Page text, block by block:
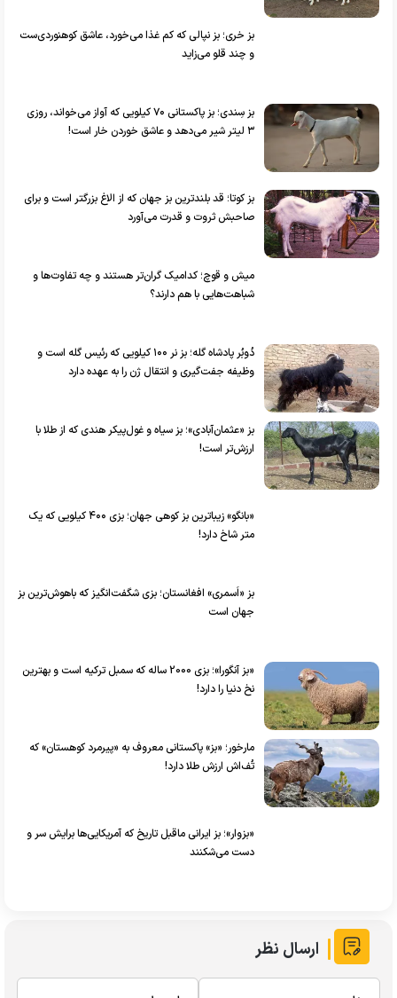
بز خری؛ بز نپالی که کم غذا می‌خورد، عاشق کوهنوردی‌ست
و چند قلو می‌زاید
بز سِندی؛ بز پاکستانی ۷۰ کیلویی که آواز می‌خواند، روزی
۳ لیتر شیر می‌دهد و عاشق خوردن خار است!
بز‌ کوتا؛ قد بلندترین بز جهان که از الاغ بزرگتر است و برای
صاحبش ثروت و قدرت می‌آورد
میش و قوچ؛ کدامیک گران‌تر هستند و چه تفاوت‌ها و
شباهت‌هایی با هم دارند؟
دُوبُر پادشاه گله؛ بز نر ۱۰۰ کیلویی که رئیس گله است و
وظیفه جفت‌گیری و انتقال ژن را به عهده دارد
بز «عثمان‌آبادی»؛ بز سیاه و غول‌پیکر هندی که از طلا با
ارزش‌تر است!
«بانگو» زیباترین بز کوهی جهان؛ بزی ۴۰۰ کیلویی که یک
متر شاخ دارد!
بز «اَسمری» افغانستان؛ بزی شگفت‌انگیز که باهوش‌ترین بز
جهان است
«بز آنگورا»؛ بزی 2000 ساله که سمبل ترکیه است و بهترین
نخ دنیا را دارد!
مارخور؛ «بز» پاکستانی معروف به «پیرمرد کوهستان» که
تُف‌اش ارزش طلا دارد!
«بزوار»؛ بز ایرانی ماقبل تاریخ که آمریکایی‌ها برایش سر و
دست می‌شکنند
ارسال نظر